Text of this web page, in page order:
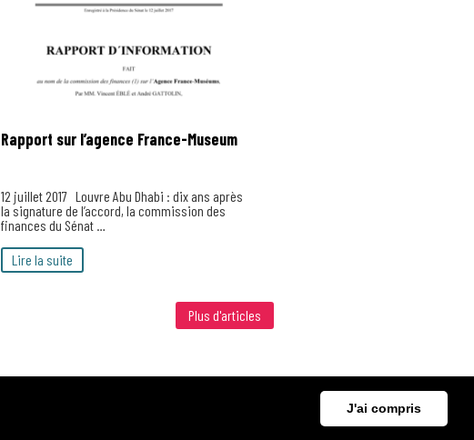
J'ai compris
Rapport sur l’agence France-Museum
12 juillet 2017 Louvre Abu Dhabi : dix ans après
la signature de l’accord, la commission des
finances du Sénat …
Lire la suite
Plus d'articles
Politiques de confidentialités